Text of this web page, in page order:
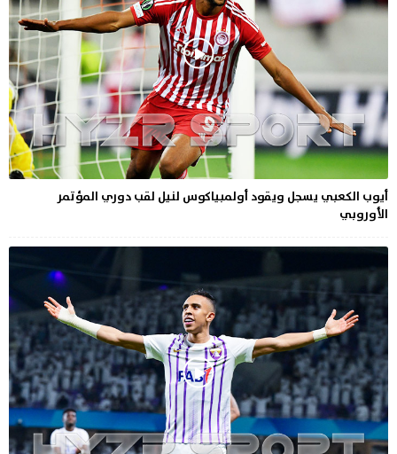
أيوب الكعبي يسجل ويقود أولمبياكوس لنيل لقب دوري المؤتمر
الأوروبي